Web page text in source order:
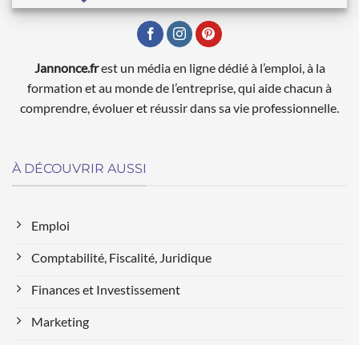
Jannonce.frest un média en ligne dédié à l’emploi, à la
formation et au monde de l’entreprise, qui aide chacun à
comprendre, évoluer et réussir dans sa vie professionnelle.
À DÉCOUVRIR AUSSI
Emploi
Comptabilité, Fiscalité, Juridique
Finances et Investissement
Marketing